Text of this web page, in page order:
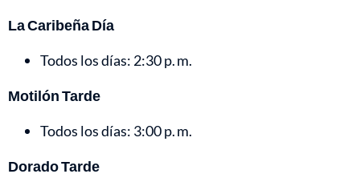
La Caribeña Día
Todos los días: 2:30 p. m.
Motilón Tarde
Todos los días: 3:00 p. m.
Dorado Tarde